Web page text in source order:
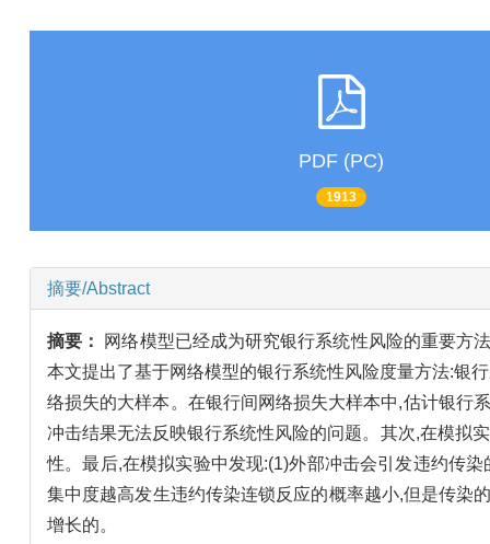
PDF (PC)
1913
摘要/Abstract
摘要： 网络模型已经成为研究银行系统性风险的重要方
本文提出了基于网络模型的银行系统性风险度量方法:银
络损失的大样本。在银行间网络损失大样本中,估计银行
冲击结果无法反映银行系统性风险的问题。其次,在模拟
性。最后,在模拟实验中发现:(1)外部冲击会引发违约传
集中度越高发生违约传染连锁反应的概率越小,但是传染
增长的。